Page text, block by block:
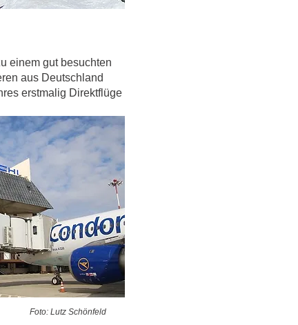
einem gut besuchten
aus Deutschland
erstmalig Direktflüge
Foto: Lutz Schönfeld